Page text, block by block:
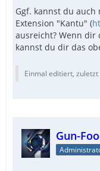
Ggf. kannst du
Extension "Kantu" (
ausreicht? Wenn dir
kannst du dir das
Einmal editiert, zuletzt
Gun-